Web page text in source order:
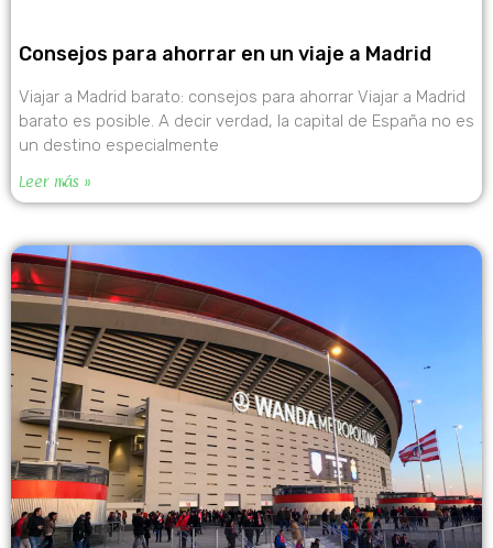
Consejos para ahorrar en un viaje a Madrid
Viajar a Madrid barato: consejos para ahorrar Viajar a Madrid
barato es posible. A decir verdad, la capital de España no es
un destino especialmente
Leer más »